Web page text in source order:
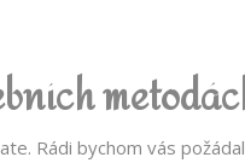
Rádi bychom vás